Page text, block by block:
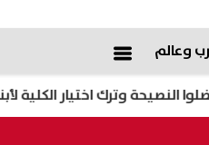
وعالم
اختيار الكلية لأبنائهم